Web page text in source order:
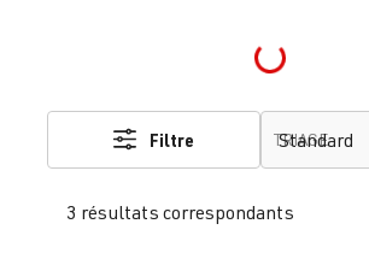
Loading...
3 résultats correspondants
Filtre TRIAGE